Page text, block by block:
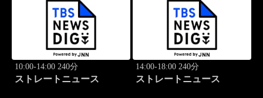
10:00-14:00 240分
ストレートニュース
14:00-18:00 240分
ストレートニュース